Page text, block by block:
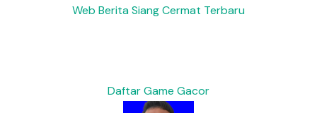
Web Berita Siang Cermat Terbaru
Daftar Game Gacor